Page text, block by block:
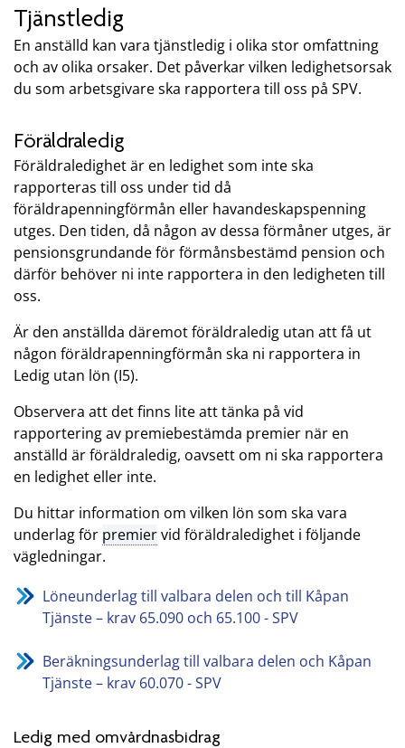
Tjänstledig
En anställd kan vara tjänstledig i olika stor omfattning
och av olika orsaker. Det påverkar vilken ledighetsorsak
du som arbetsgivare ska rapportera till oss på SPV.
Föräldraledig
Föräldraledighet är en ledighet som inte ska
rapporteras till oss under tid då
föräldrapenningförmån eller havandeskapspenning
utges. Den tiden, då någon av dessa förmåner utges, är
pensionsgrundande för förmånsbestämd pension och
därför behöver ni inte rapportera in den ledigheten till
oss.
Är den anställda däremot föräldraledig utan att få ut
någon föräldrapenningförmån ska ni rapportera in
Ledig utan lön (I5).
Observera att det finns lite att tänka på vid
rapportering av premiebestämda premier när en
anställd är föräldraledig, oavsett om ni ska rapportera
en ledighet eller inte.
Du hittar information om vilken lön som ska vara
underlag för premiervid föräldraledighet i följande
vägledningar.
Löneunderlag till valbara delen och till Kåpan
Tjänste – krav 65.090 och 65.100 - SPV
Beräkningsunderlag till valbara delen och Kåpan
Tjänste – krav 60.070 - SPV
Ledig med omvårdnasbidrag